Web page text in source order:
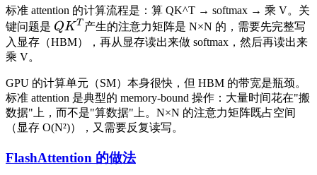
标准 attention 的计算流程是：算 QK^T → softmax → 乘 V。关
键问题是 QK T 产生的注意力矩阵是 N×N 的，需要先完整写
入显存（HBM），再从显存读出来做 softmax，然后再读出来
乘 V。
GPU 的计算单元（SM）本身很快，但 HBM 的带宽是瓶颈。
标准 attention 是典型的 memory-bound 操作：大量时间花在"搬
数据"上，而不是"算数据"上。N×N 的注意力矩阵既占空间
（显存 O(N²)），又需要反复读写。
FlashAttention 的做法